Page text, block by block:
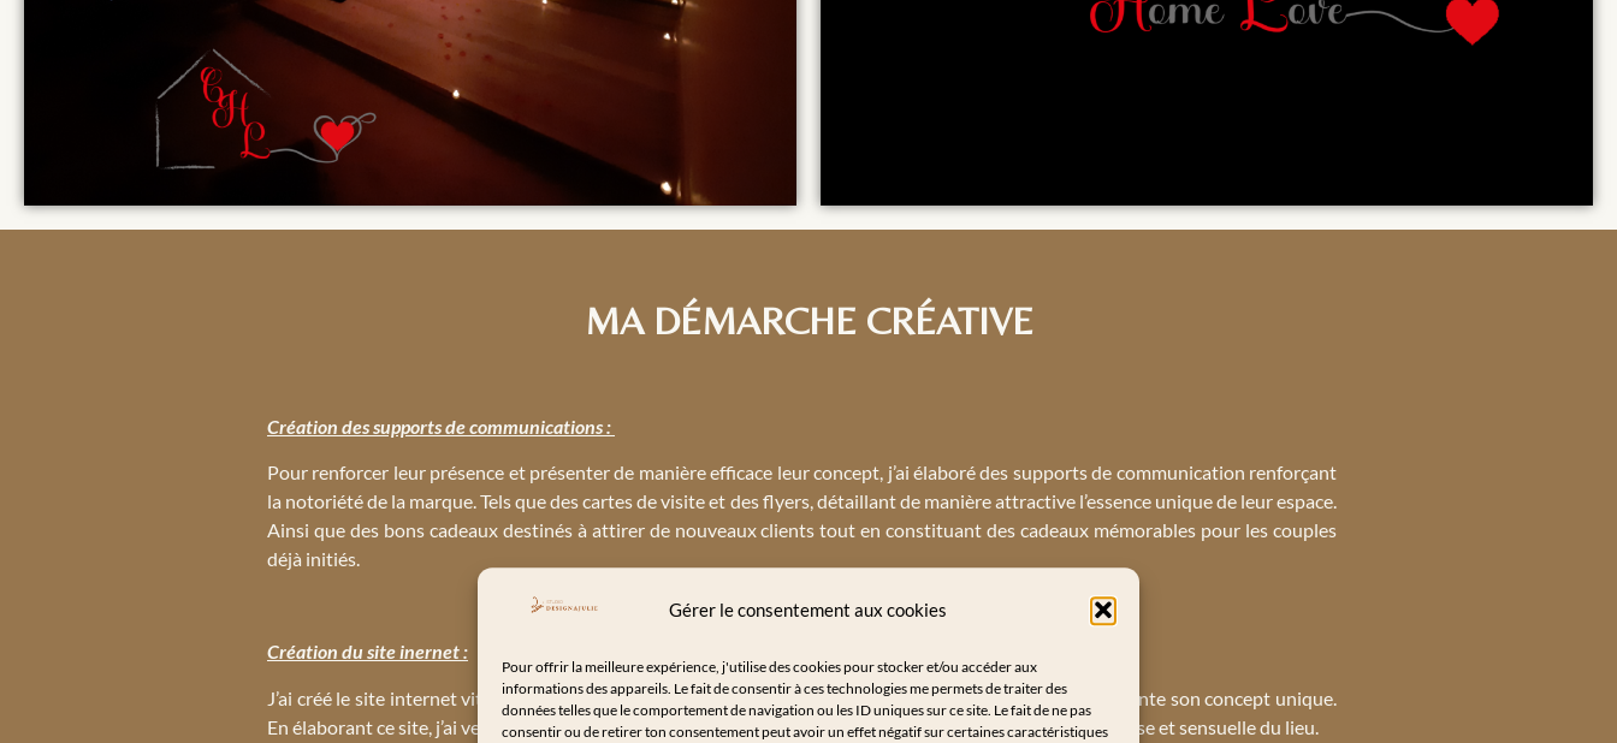
Gérer le consentement aux cookies
Pour offrir la meilleure expérience, j'utilise des cookies pour stocker et/ou accéder aux
informations des appareils. Le fait de consentir à ces technologies me permets de traiter des
données telles que le comportement de navigation ou les ID uniques sur ce site. Le fait de ne pas
consentir ou de retirer ton consentement peut avoir un effet négatif sur certaines caractéristiques
MA DÉMARCHE CRÉATIVE
Création des supports de communications :
Pour renforcer leur présence et présenter de manière efficace leur concept, j’ai élaboré des supports de communication renforçant
la notoriété de la marque. Tels que des cartes de visite et des flyers, détaillant de manière attractive l’essence unique de leur espace.
Ainsi que des bons cadeaux destinés à attirer de nouveaux clients tout en constituant des cadeaux mémorables pour les couples
déjà initiés.
Création du site inernet :
J’ai créé le site internet vitrine du gîte Casanovas Home Love dans le but de présenter de manière captivante son concept unique.
En élaborant ce site, j’ai veillé à offrir une expérience en ligne qui reflète fidèlement l’atmosphère chaleureuse et sensuelle du lieu.